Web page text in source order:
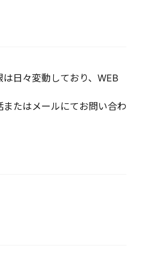
日々変動しており、WEB
たはメールにてお問い合わ